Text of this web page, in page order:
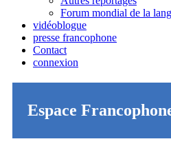
Forum mondial de la
vidéoblogue
presse francophone
Contact
connexion
Espace